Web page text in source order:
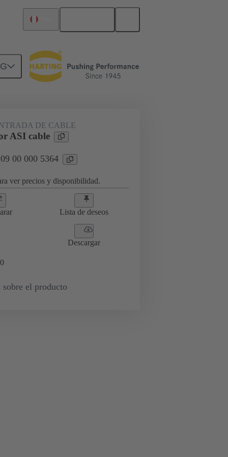
00 000 5364
DE CABLE
ASI cable
00 000 5364
ver precios y disponibilidad.
Lista de deseos
Descargar
0
sobre el producto